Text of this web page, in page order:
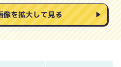
像を拡大して見る